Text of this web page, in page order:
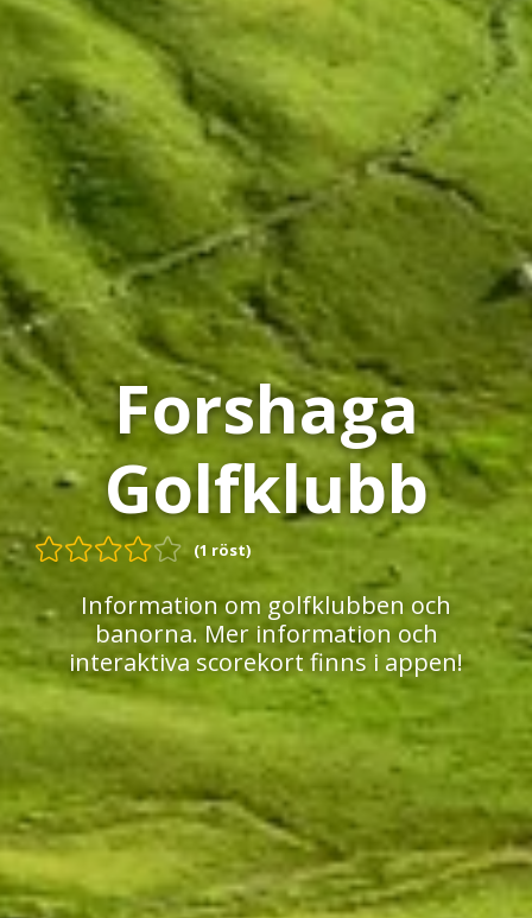
Forshaga
Golfklubb
(1 röst)
Information om golfklubben och
banorna. Mer information och
interaktiva scorekort finns i appen!